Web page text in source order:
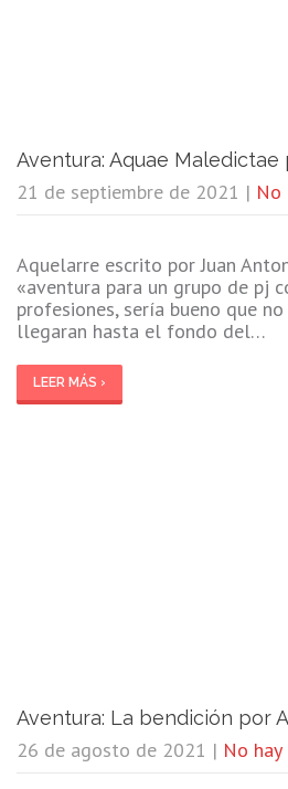
Aventura: Aquae
21 de septiembre de 2021 | No
Aquelarre escrito por Juan
«aventura para un grupo de pj
profesiones, sería bueno que
llegaran hasta el fondo del…
LEER MÁS ›
Aventura: La bendición por
26 de agosto de 2021 | No